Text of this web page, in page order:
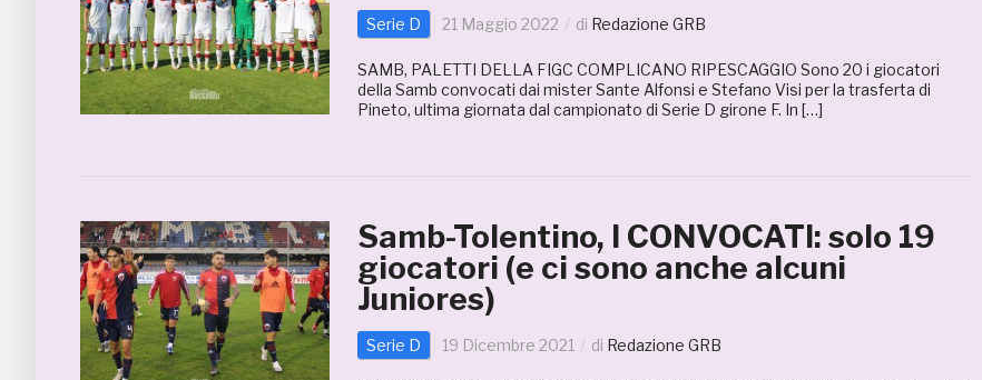
Serie D 21 Maggio 2022 di Redazione GRB
SAMB, PALETTI DELLA FIGC COMPLICANO RIPESCAGGIO Sono 20 i giocatori
della Samb convocati dai mister Sante Alfonsi e Stefano Visi per la trasferta di
Pineto, ultima giornata dal campionato di Serie D girone F. In […]
Samb-Tolentino, I CONVOCATI: solo 19
giocatori (e ci sono anche alcuni
Juniores)
Serie D 19 Dicembre 2021 di Redazione GRB